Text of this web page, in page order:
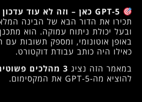
GPT-5 כאן – וזה לא עוד עדכון קטן.
תכירו את הדור הבא של הבינה
ובעל יכולת ניתוח עמוקה. הוא
באופן אוטונומי, ומספק תשובות
כאילו היה כותב עבודת דוקטורט.
במאמר הזה נציג 3 מהלכים פשוטים
להוציא מה-GPT-5 את המקסימום.